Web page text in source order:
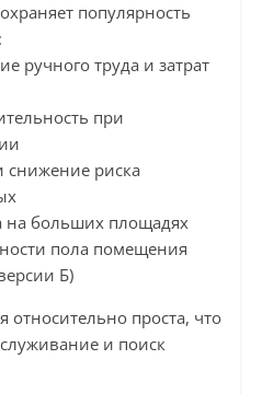
популярность
ручного труда и затрат
при
снижение риска
на больших площадях
пола помещения
Б)
относительно проста, что
и поиск